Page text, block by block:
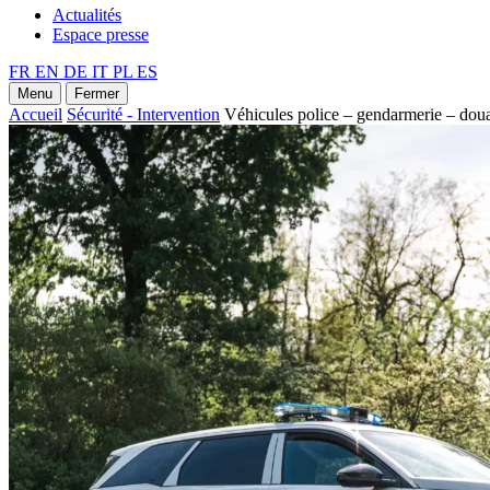
Actualités
Espace presse
FR EN DE IT PL ES
Menu Fermer
Accueil Sécurité - Intervention Véhicules police – gendarmerie –